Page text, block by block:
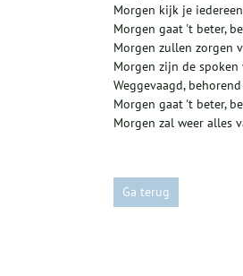
Morgen kijk je
Morgen gaat 't beter,
Morgen zullen zorgen
Morgen zijn de spoken
Weggevaagd,
Morgen gaat 't beter,
Morgen zal weer alles
Ga terug